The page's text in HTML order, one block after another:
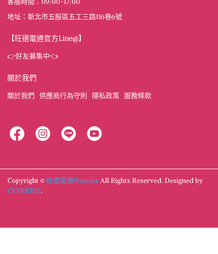
地址：新北市五股區五工三路116巷6號
【旺德電通官方Line@】
👉好友募集中👈
關於我們
關於我們 供應商行為守則 隱私政策 服務條款
Copyright © 旺德電通WonderAll Rights Reserved. Designed by
CYBERBIZ.